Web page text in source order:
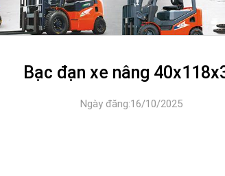
Bạc đạn xe nâng
Ngày đăng:16/10/2025